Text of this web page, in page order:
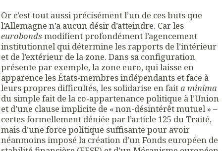
Or c’est tout aussi précisément l’un de ces buts que
l’Allemagne n’a aucun désir d’atteindre. Car les
eurobondsmodifient profondément l’agencement
institutionnel qui détermine les rapports de l’intérieur
et de l’extérieur de la zone. Dans sa configuration
présente par exemple, la zone euro, qui laisse en
apparence les États-membres indépendants et face à
leurs propres difficultés, les solidarise en faita minima
du simple fait de la co-appartenance politique à l’Union
et d’une clause implicite de « non-désintérêt mutuel » –
certes formellement déniée par l’article 125 du Traité,
mais d’une force politique suffisante pour avoir
néanmoins imposé la création d’un Fonds européen de